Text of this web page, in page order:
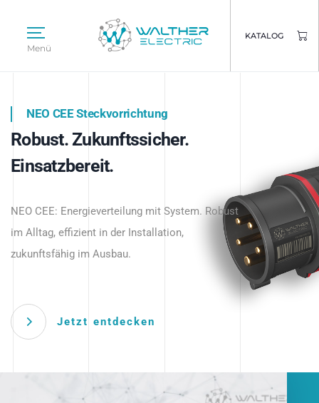
Menü
KATALOG
Intelligente Stromverteilung
beginnt hier.
NEO CEE Steckvorrichtung
Robust. Zukunftssicher.
Einsatzbereit.
NEO CEE: Energieverteilung mit System. Robust
im Alltag, effizient in der Installation,
zukunftsfähig im Ausbau.
Jetzt entdecken
Intelligenz trifft Energie.
Anwendungen – robust, IP-geschützt und
zukunftsfähig.